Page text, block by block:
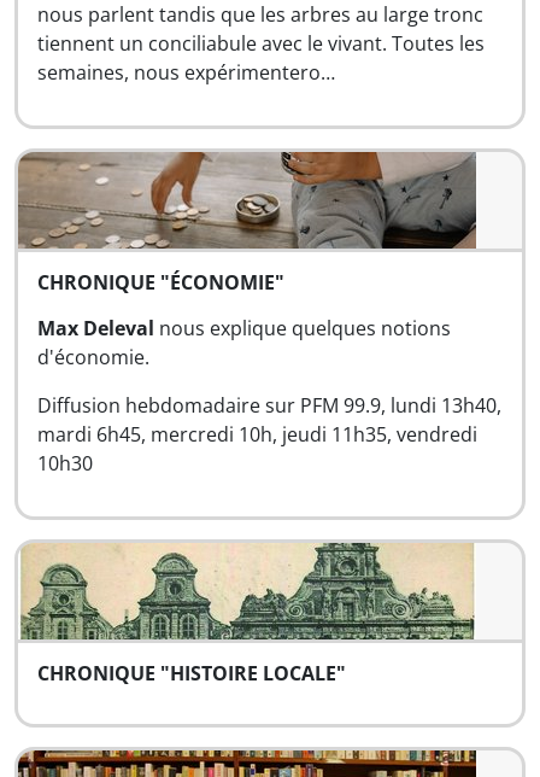
nous parlent tandis que les arbres au large tronc
tiennent un conciliabule avec le vivant. Toutes les
semaines, nous expérimentero…
CHRONIQUE "ÉCONOMIE"
Max Deleval nous explique quelques notions
d'économie.
Diffusion hebdomadaire sur PFM 99.9, lundi 13h40,
mardi 6h45, mercredi 10h, jeudi 11h35, vendredi
10h30
CHRONIQUE "HISTOIRE LOCALE"